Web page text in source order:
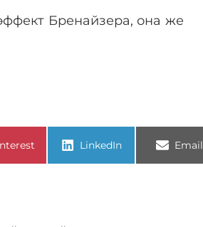
Бренайзера, она же
LinkedIn Email